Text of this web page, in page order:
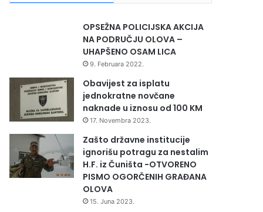
OPSEŽNA POLICIJSKA AKCIJA
NA PODRUČJU OLOVA –
UHAPŠENO OSAM LICA
9. Februara 2022.
Obavijest za isplatu
jednokratne novčane
naknade u iznosu od 100 KM
17. Novembra 2023.
Zašto državne institucije
ignorišu potragu za nestalim
H.F. iz Čuništa -OTVORENO
PISMO OGORČENIH GRAĐANA
OLOVA
15. Juna 2023.